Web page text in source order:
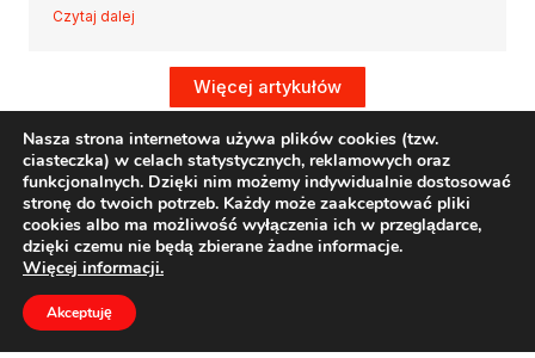
Czytaj dalej
Więcej artykułów
Regulamin
Formularz kontaktowy
Nasza strona internetowa używa plików cookies (tzw.
ciasteczka) w celach statystycznych, reklamowych oraz
funkcjonalnych. Dzięki nim możemy indywidualnie dostosować
stronę do twoich potrzeb. Każdy może zaakceptować pliki
cookies albo ma możliwość wyłączenia ich w przeglądarce,
dzięki czemu nie będą zbierane żadne informacje.
Więcej informacji.
Akceptuję